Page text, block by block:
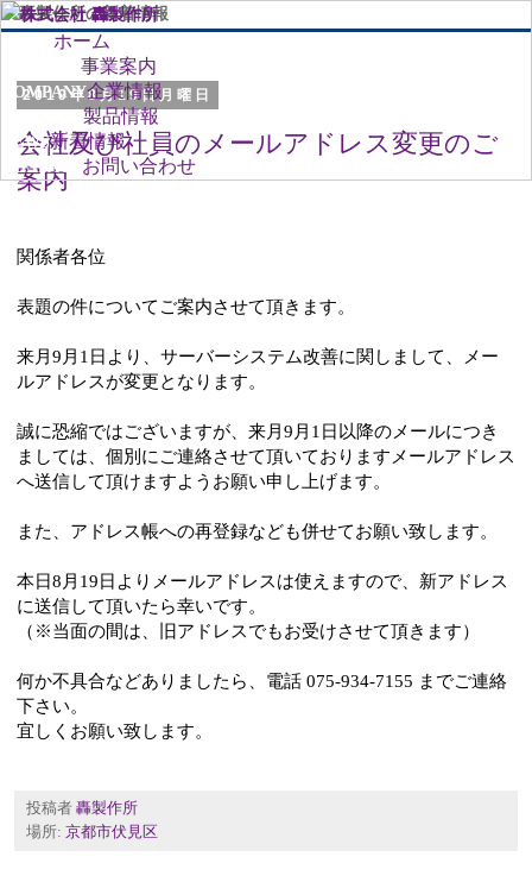
ホーム
事業案内
COMPANY企業情報
製品情報
NEWS新着情報
CONTACT お問い合わせ
2019年8月19日月曜日
会社及び社員のメールアドレス変更のご
案内
関係者各位
表題の件についてご案内させて頂きます。
来月9月1日より、サーバーシステム改善に関しまして、メー
ルアドレスが変更となります。
誠に恐縮ではございますが、来月9月1日以降のメールにつき
ましては、個別にご連絡させて頂いておりますメールアドレス
へ送信して頂けますようお願い申し上げます。
また、アドレス帳への再登録なども併せてお願い致します。
本日8月19日よりメールアドレスは使えますので、新アドレス
に送信して頂いたら幸いです。
（※当面の間は、旧アドレスでもお受けさせて頂きます）
何か不具合などありましたら、電話 075-934-7155 までご連絡
下さい。
宜しくお願い致します。
投稿者 轟製作所
場所: 京都市伏見区